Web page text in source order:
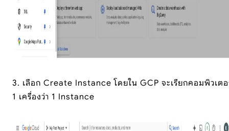
3. เลือก Create Instance โดยใน GCP จะเรียกคอมพิวเต
1 เครื่องว่า 1 Instance